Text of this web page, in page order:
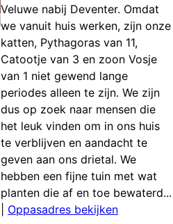
Veluwe nabij Deventer. Omdat
we vanuit huis werken, zijn onze
katten, Pythagoras van 11,
Catootje van 3 en zoon Vosje
van 1 niet gewend lange
periodes alleen te zijn. We zijn
dus op zoek naar mensen die
het leuk vinden om in ons huis
te verblijven en aandacht te
geven aan ons drietal. We
hebben een fijne tuin met wat
planten die af en toe bewaterd...
Oppasadres bekijken